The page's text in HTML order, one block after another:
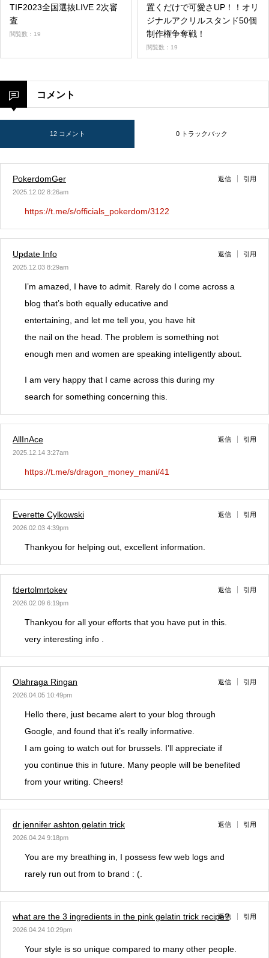
TIF2023全国選抜LIVE 2次審
査
閲覧数：19
置くだけで可愛さUP！！オリ
ジナルアクリルスタンド50個
制作権争奪戦！
閲覧数：19
コメント
12 コメント 0 トラックバック
PokerdomGer
2025.12.02 8:26am
返信 引用
https://t.me/s/officials_pokerdom/3122
Update Info
2025.12.03 8:29am
返信 引用
I’m amazed, I have to admit. Rarely do I come across a
blog that’s both equally educative and
entertaining, and let me tell you, you have hit
the nail on the head. The problem is something not
enough men and women are speaking intelligently about.
I am very happy that I came across this during my
search for something concerning this.
AllInAce
2025.12.14 3:27am
返信 引用
https://t.me/s/dragon_money_mani/41
Everette Cylkowski
2026.02.03 4:39pm
返信 引用
Thankyou for helping out, excellent information.
fdertolmrtokev
2026.02.09 6:19pm
返信 引用
Thankyou for all your efforts that you have put in this.
very interesting info .
Olahraga Ringan
2026.04.05 10:49pm
返信 引用
Hello there, just became alert to your blog through
Google, and found that it’s really informative.
I am going to watch out for brussels. I’ll appreciate if
you continue this in future. Many people will be benefited
from your writing. Cheers!
dr jennifer ashton gelatin trick
2026.04.24 9:18pm
返信 引用
You are my breathing in, I possess few web logs and
rarely run out from to brand : (.
what are the 3 ingredients in the pink gelatin trick recipe?
2026.04.24 10:29pm
返信 引用
Your style is so unique compared to many other people.